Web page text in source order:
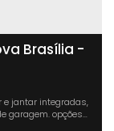
Brasília -
e jantar integradas,
opções